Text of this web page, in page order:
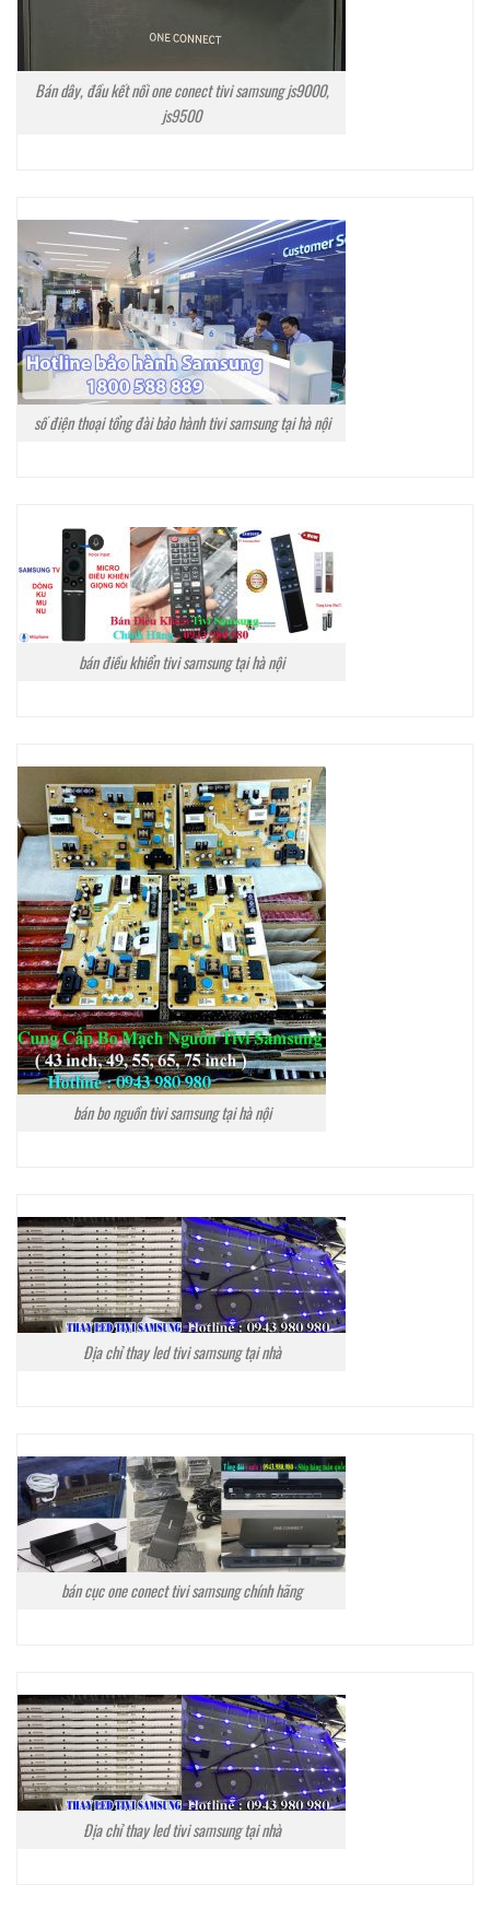
Bán dây, đầu kết nối one conect tivi samsung js9000,
js9500
số điện thoại tổng đài bảo hành tivi samsung tại hà nội
bán điều khiển tivi samsung tại hà nội
bán bo nguồn tivi samsung tại hà nội
Địa chỉ thay led tivi samsung tại nhà
bán cục one conect tivi samsung chính hãng
Địa chỉ thay led tivi samsung tại nhà